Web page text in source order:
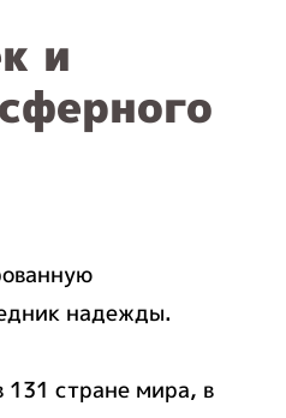
и
надежды.
стране мира, в